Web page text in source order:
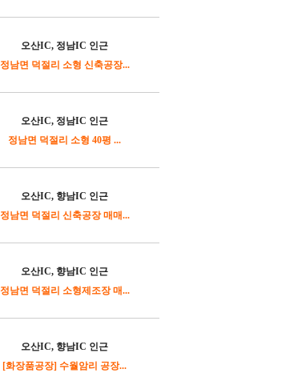
오산IC, 정남IC 인근
정남면 덕절리 소형 신축공장...
오산IC, 정남IC 인근
정남면 덕절리 소형 40평 ...
오산IC, 향남IC 인근
정남면 덕절리 신축공장 매매...
오산IC, 향남IC 인근
정남면 덕절리 소형제조장 매...
오산IC, 향남IC 인근
[화장품공장] 수월암리 공장...